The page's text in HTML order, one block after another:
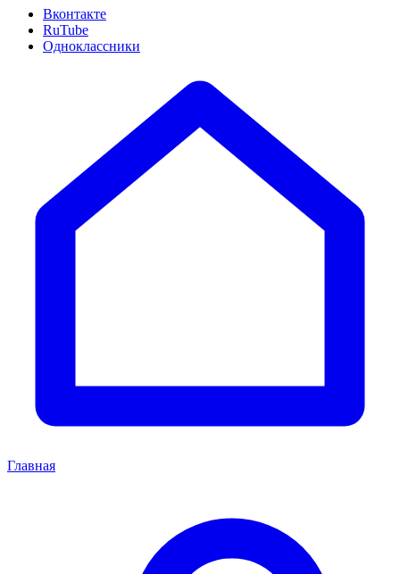
Вконтакте
RuTube
Одноклассники
Главная